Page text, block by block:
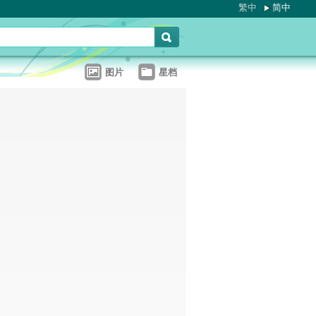
繁中 简中
图片 星档